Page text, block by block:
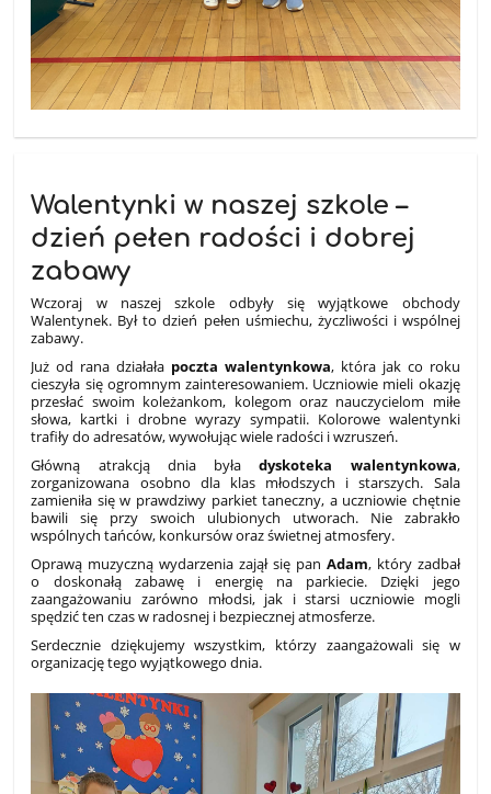
Walentynki w naszej szkole –
dzień pełen radości i dobrej
zabawy
Wczoraj w naszej szkole odbyły się wyjątkowe obchody
Walentynek. Był to dzień pełen uśmiechu, życzliwości i wspólnej
zabawy.
Już od rana działała poczta walentynkowa, która jak co roku
cieszyła się ogromnym zainteresowaniem. Uczniowie mieli okazję
przesłać swoim koleżankom, kolegom oraz nauczycielom miłe
słowa, kartki i drobne wyrazy sympatii. Kolorowe walentynki
trafiły do adresatów, wywołując wiele radości i wzruszeń.
Główną atrakcją dnia byładyskoteka walentynkowa,
zorganizowana osobno dla klas młodszych i starszych. Sala
zamieniła się w prawdziwy parkiet taneczny, a uczniowie chętnie
bawili się przy swoich ulubionych utworach. Nie zabrakło
wspólnych tańców, konkursów oraz świetnej atmosfery.
Oprawą muzyczną wydarzenia zajął się pan Adam, który zadbał
o doskonałą zabawę i energię na parkiecie. Dzięki jego
zaangażowaniu zarówno młodsi, jak i starsi uczniowie mogli
spędzić ten czas w radosnej i bezpiecznej atmosferze.
Serdecznie dziękujemy wszystkim, którzy zaangażowali się w
organizację tego wyjątkowego dnia.